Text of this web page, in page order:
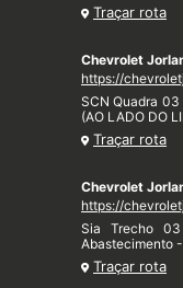
Traçar rota
Chevrolet
https://
SCN Quadra
(AO LADO DO
Traçar rota
Chevrolet
https://
Sia Trecho
Abastecimento
Traçar rota